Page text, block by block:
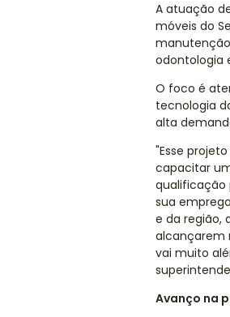
A atuação
móveis do
odontologia
O foco é
tecnologia
alta
"Esse
capacitar
qualificação
sua
e da região,
alcançarem
vai muito
Avanço na